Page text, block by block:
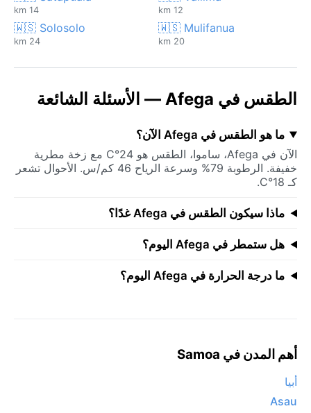
12 km
14 km
🇼🇸 Mulifanua
20 km
🇼🇸 Solosolo
24 km
الطقس في Afega — الأسئلة الشائعة
ما هو الطقس في Afega الآن؟
الآن في Afega، ساموا، الطقس هو 24°C مع زخة مطرية
خفيفة. الرطوبة 79% وسرعة الرياح 46 كم/س. الأحوال تشعر
كـ 18°C.
ماذا سيكون الطقس في Afega غدًا؟
هل ستمطر في Afega اليوم؟
ما درجة الحرارة في Afega اليوم؟
أهم المدن في Samoa
أبيا
Asau